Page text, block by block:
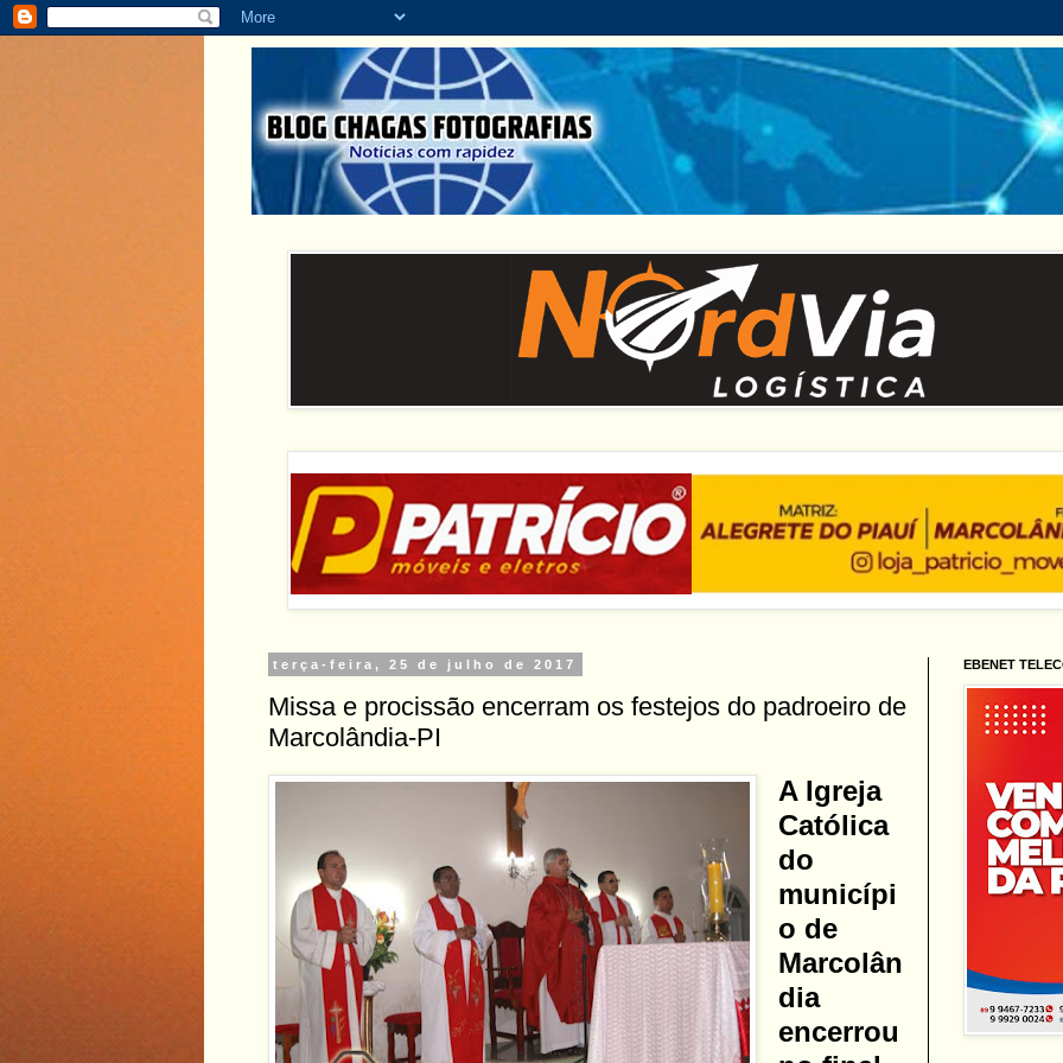
terça-feira, 25 de julho de 2017
Missa e procissão encerram os festejos do padroeiro de
Marcolândia-PI
A Igreja
Católica
do
municípi
o de
Marcolân
dia
encerrou
EBENET